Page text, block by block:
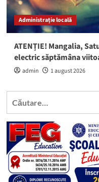
Administrație locală
ATENȚIE! Mangalia,
electric săptămâna
admin 1 august 2026
Caută